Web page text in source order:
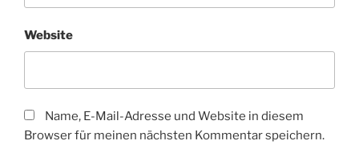
Website
Name, E-Mail-Adresse und Website in diesem
Browser für meinen nächsten Kommentar speichern.